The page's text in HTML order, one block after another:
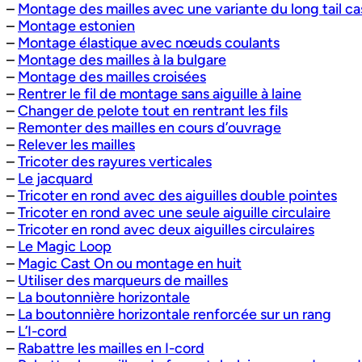
– Montage des mailles avec une variante du long tail
– Montage estonien
– Montage élastique avec nœuds coulants
– Montage des mailles à la bulgare
– Montage des mailles croisées
– Rentrer le fil de montage sans aiguille à laine
–Changer de pelote tout en rentrant les fils
– Remonter des mailles en cours d’ouvrage
– Relever les mailles
–Tricoter des rayures verticales
– Le jacquard
–Tricoter en rond avec des aiguilles double pointes
–Tricoter en rond avec une seule aiguille circulaire
–Tricoter en rond avec deux aiguilles circulaires
– Le Magic Loop
– Magic Cast On ou montage en huit
– Utiliser des marqueurs de mailles
– La boutonnière horizontale
– La boutonnière horizontale renforcée sur un rang
– L’I-cord
– Rabattre les mailles en I-cord